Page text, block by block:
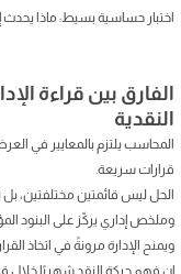
اختبار حساسية بسيط: ماذا يحدث
الفارق بين قراءة
النقدية
المحاسب يلتزم بالمعايير في
قرارات سريعة.
الحل ليس قائمتين مختلفتين،
وملخص إداري يركّز على البنود
ويمنح الإدارة مرونةً في اتخاذ القرار.
إن فهم حركة النقد شهريًا خلال